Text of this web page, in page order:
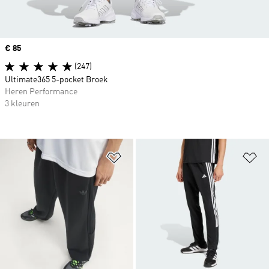
Op verlanglijst zetten
Price
€ 85
(247)
Ultimate365 5-pocket Broek
Heren Performance
3 kleuren